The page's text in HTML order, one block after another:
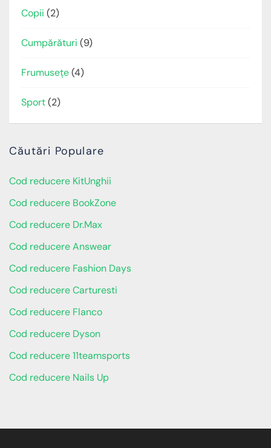
Copii (2)
Cumpărături (9)
Frumusețe(4)
Sport(2)
Căutări Populare
Cod reducere KitUnghii
Cod reducere BookZone
Cod reducere Dr.Max
Cod reducere Answear
Cod reducere Fashion Days
Cod reducere Carturesti
Cod reducere Flanco
Cod reducere Dyson
Cod reducere 11teamsports
Cod reducere Nails Up